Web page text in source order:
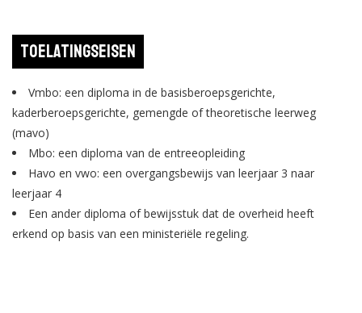
Toelatingseisen
Vmbo: een diploma in de basisberoepsgerichte,
kaderberoepsgerichte, gemengde of theoretische leerweg
(mavo)
Mbo: een diploma van de entreeopleiding
Havo en vwo: een overgangsbewijs van leerjaar 3 naar
leerjaar 4
Een ander diploma of bewijsstuk dat de overheid heeft
erkend op basis van een ministeriële regeling.